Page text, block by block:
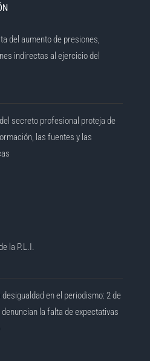
del aumento de presiones,
indirectas al ejercicio del
secreto profesional proteja de
las fuentes y las
la P.L.I.
en el periodismo: 2 de
la falta de expectativas